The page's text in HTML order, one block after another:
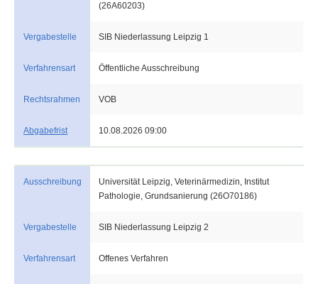
(26A60203)
Vergabestelle SIB Niederlassung Leipzig 1
Verfahrensart Öffentliche Ausschreibung
Rechtsrahmen VOB
Abgabefrist 10.08.2026 09:00
Ausschreibung
Universität Leipzig, Veterinärmedizin, Institut
Pathologie, Grundsanierung (26O70186)
Vergabestelle SIB Niederlassung Leipzig 2
Verfahrensart Offenes Verfahren